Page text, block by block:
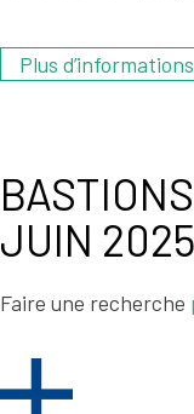
Plus
JUIN 2025
Faire une recherche